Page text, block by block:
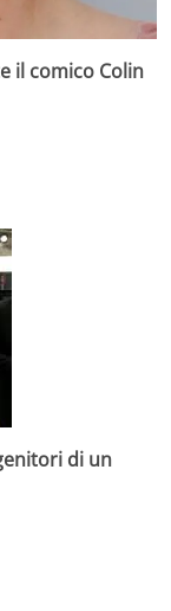
il comico Colin
di un